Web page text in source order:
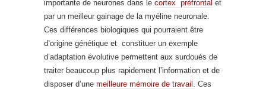
importante de neurones dans le cortex préfrontal et
par un meilleur gainage de la myéline neuronale.
Ces différences biologiques qui pourraient être
d’origine génétique et constituer un exemple
d’adaptation évolutive permettent aux surdoués de
traiter beaucoup plus rapidement l’information et de
disposer d’une meilleure mémoire de travail. Ces